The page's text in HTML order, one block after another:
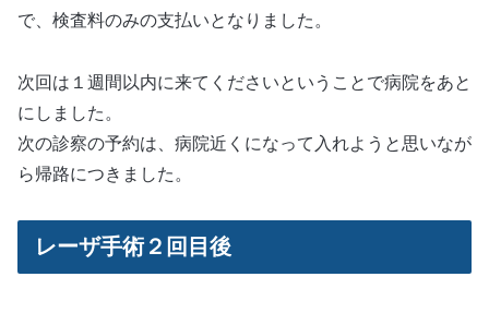
で、検査料のみの支払いとなりました。
次回は１週間以内に来てくださいということで病院をあと
にしました。
次の診察の予約は、病院近くになって入れようと思いなが
ら帰路につきました。
レーザ手術２回目後